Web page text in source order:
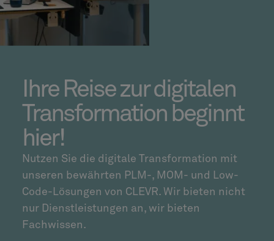
Ihre Reise zur digitalen
Transformation beginnt
hier!
Nutzen Sie die digitale Transformation mit
unseren bewährten PLM-, MOM- und Low-
Code-Lösungen von CLEVR. Wir bieten nicht
nur Dienstleistungen an, wir bieten
Fachwissen.